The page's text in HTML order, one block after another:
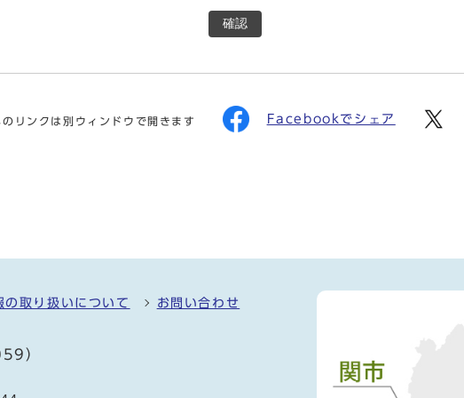
確認
リンクは別ウィンドウで開きます Facebookでシェア
の取り扱いについて お問い合わせ
）